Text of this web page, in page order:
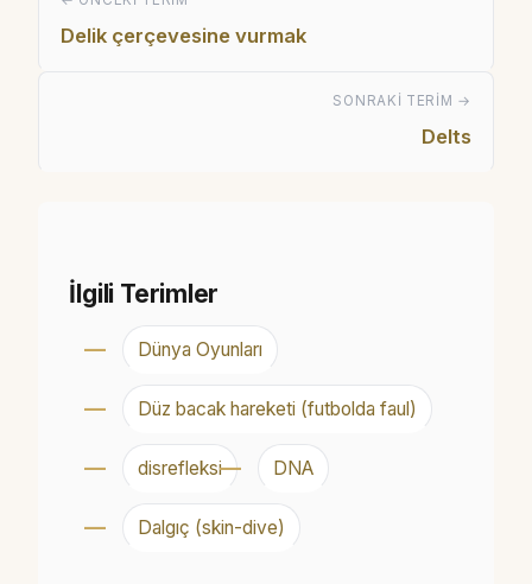
Delik çerçevesine vurmak
SONRAKI TERIM →
Delts
İlgili Terimler
Dünya Oyunları
Düz bacak hareketi (futbolda faul)
disrefleksi DNA
Dalgıç (skin-dive)